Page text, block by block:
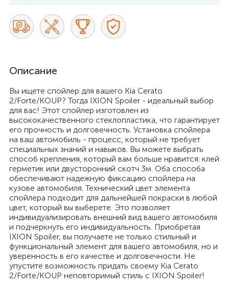
Описание
Вы ищете спойлер для вашего Kia Cerato
2/Forte/KOUP? Тогда IXION Spoiler - идеальный выбор
для вас! Этот спойлер изготовлен из
высококачественного стеклопластика, что гарантирует
его прочность и долговечность. Установка спойлера
на ваш автомобиль - процесс, который не требует
специальных знаний и навыков. Вы можете выбрать
способ крепления, который вам больше нравится: клей
герметик или двусторонний скотч 3м. Оба способа
обеспечивают надежную фиксацию спойлера на
кузове автомобиля. Технический цвет элемента
спойлера подходит для дальнейшей покраски в любой
цвет, который вы выберете. Это позволяет
индивидуализировать внешний вид вашего автомобиля
и подчеркнуть его индивидуальность. Приобретая
IXION Spoiler, вы получаете не только стильный и
функциональный элемент для вашего автомобиля, но и
уверенность в его качестве и долговечности. Не
упустите возможность придать своему Kia Cerato
2/Forte/KOUP неповторимый стиль с IXION Spoiler!